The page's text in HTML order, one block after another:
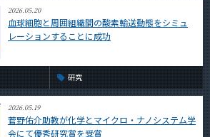
2026.05.20
血球細胞と周囲組織間の酸素輸送動態をシミュ
レーションすることに成功
研究
2026.05.19
菅野佑介助教が化学とマイクロ・ナノシステム学
会にて優秀研究賞を受賞